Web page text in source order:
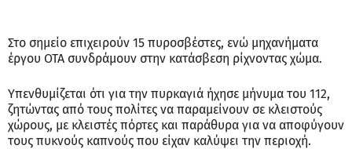
Στο σημείο επιχειρούν 15 πυροσβέστες, ενώ μηχανήματα
έργου ΟΤΑ συνδράμουν στην κατάσβεση ρίχνοντας χώμα.
Υπενθυμίζεται ότι για την πυρκαγιά ήχησε μήνυμα του 112,
ζητώντας από τους πολίτες να παραμείνουν σε κλειστούς
χώρους, με κλειστές πόρτες και παράθυρα για να αποφύγουν
τους πυκνούς καπνούς που είχαν καλύψει την περιοχή.